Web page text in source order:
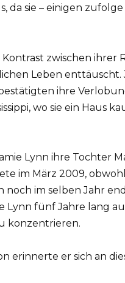
da sie – einigen
zwischen ihrer
Leben enttäuscht.
ihre
wo sie ein Haus
Lynn ihre Tochter
im März 2009,
noch im selben Jahr
Lynn fünf Jahre lang
konzentrieren.
erinnerte er sich an